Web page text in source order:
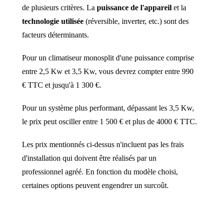
de plusieurs critères. La puissance de l'appareilet la
technologie utilisée(réversible, inverter, etc.) sont des
facteurs déterminants.
Pour un climatiseur monosplit d'une puissance comprise
entre 2,5 Kw et 3,5 Kw, vous devrez compter entre 990
€ TTC et jusqu'à 1 300 €.
Pour un système plus performant, dépassant les 3,5 Kw,
le prix peut osciller entre 1 500 € et plus de 4000 € TTC.
Les prix mentionnés ci-dessus n'incluent pas les frais
d'installation qui doivent être réalisés par un
professionnel agréé. En fonction du modèle choisi,
certaines options peuvent engendrer un surcoût.